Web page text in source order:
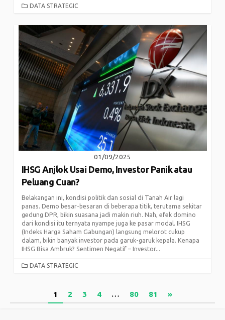
CATEGORIES
DATA STRATEGIC
01/09/2025
IHSG Anjlok Usai Demo, Investor Panik atau
Peluang Cuan?
Belakangan ini, kondisi politik dan sosial di Tanah Air lagi
panas. Demo besar-besaran di beberapa titik, terutama sekitar
gedung DPR, bikin suasana jadi makin riuh. Nah, efek domino
dari kondisi itu ternyata nyampe juga ke pasar modal. IHSG
(Indeks Harga Saham Gabungan) langsung melorot cukup
dalam, bikin banyak investor pada garuk-garuk kepala. Kenapa
IHSG Bisa Ambruk? Sentimen Negatif – Investor...
CATEGORIES
DATA STRATEGIC
1 2 3 4 … 80 81 »